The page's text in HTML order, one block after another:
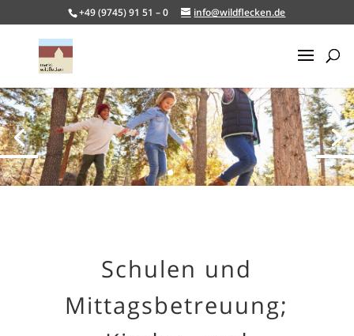
+49 (9745) 91 51 – 0 info@wildflecken.de
Schulen und
Mittagsbetreuung;